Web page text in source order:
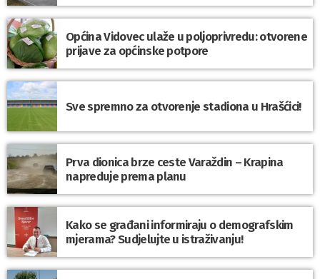
Općina Vidovec ulaže u poljoprivredu: otvorene
prijave za općinske potpore
Sve spremno za otvorenje stadiona u Hrašćici!
Prva dionica brze ceste Varaždin – Krapina
napreduje prema planu
Kako se građani informiraju o demografskim
mjerama? Sudjelujte u istraživanju!